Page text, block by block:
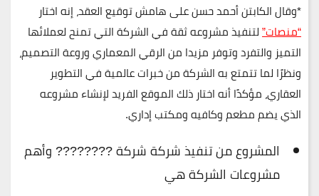
*وقال الكابتن أحمد حسن على هامش توقيع العقد، إنه اختار
“منصات”لتنفيذ مشروعه ثقة في الشركة التي تمنح لعملائها
التميز والتفرد وتوفر مزيدا من الرقي المعماري وروعة التصميم،
ونظرًا لما تتمتع به الشركة من خبرات عالمية في التطوير
العقاري، مؤكدًا أنه اختار ذلك الموقع الفريد لإنشاء مشروعه
الذي يضم مطعم وكافيه ومكتب إداري.
المشروع من تنفيذ شركة شركة ???????? وأهم
مشروعات الشركة هي